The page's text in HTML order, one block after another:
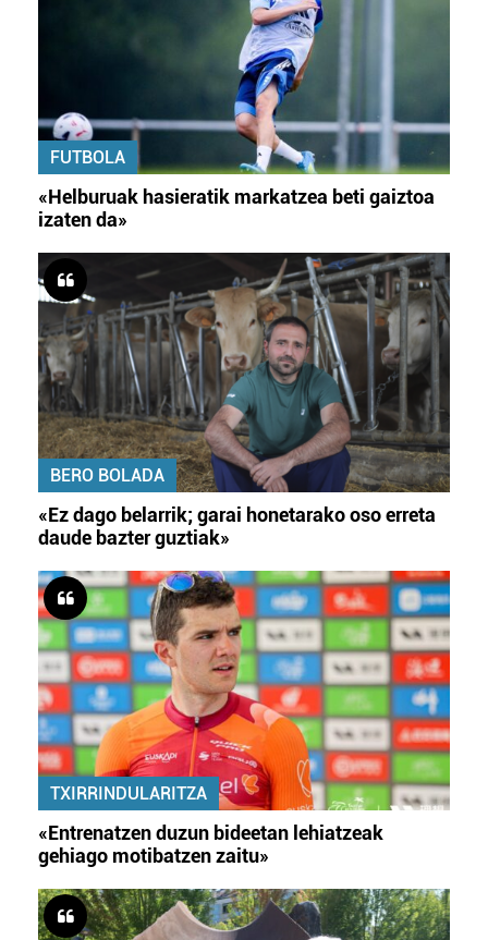
FUTBOLA
«Helburuak hasieratik markatzea beti gaiztoa
izaten da»
BERO BOLADA
«Ez dago belarrik; garai honetarako oso erreta
daude bazter guztiak»
TXIRRINDULARITZA
«Entrenatzen duzun bideetan lehiatzeak
gehiago motibatzen zaitu»